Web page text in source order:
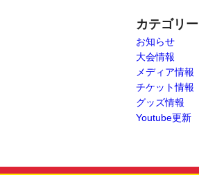
カテゴリー
お知らせ
大会情報
メディア情報
チケット情報
グッズ情報
Youtube更新